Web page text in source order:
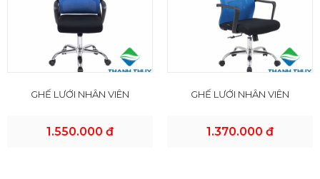
GHẾ LƯỚI NHÂN VIÊN
1.550.000 đ
GHẾ LƯỚI NHÂN VIÊN
1.370.000 đ